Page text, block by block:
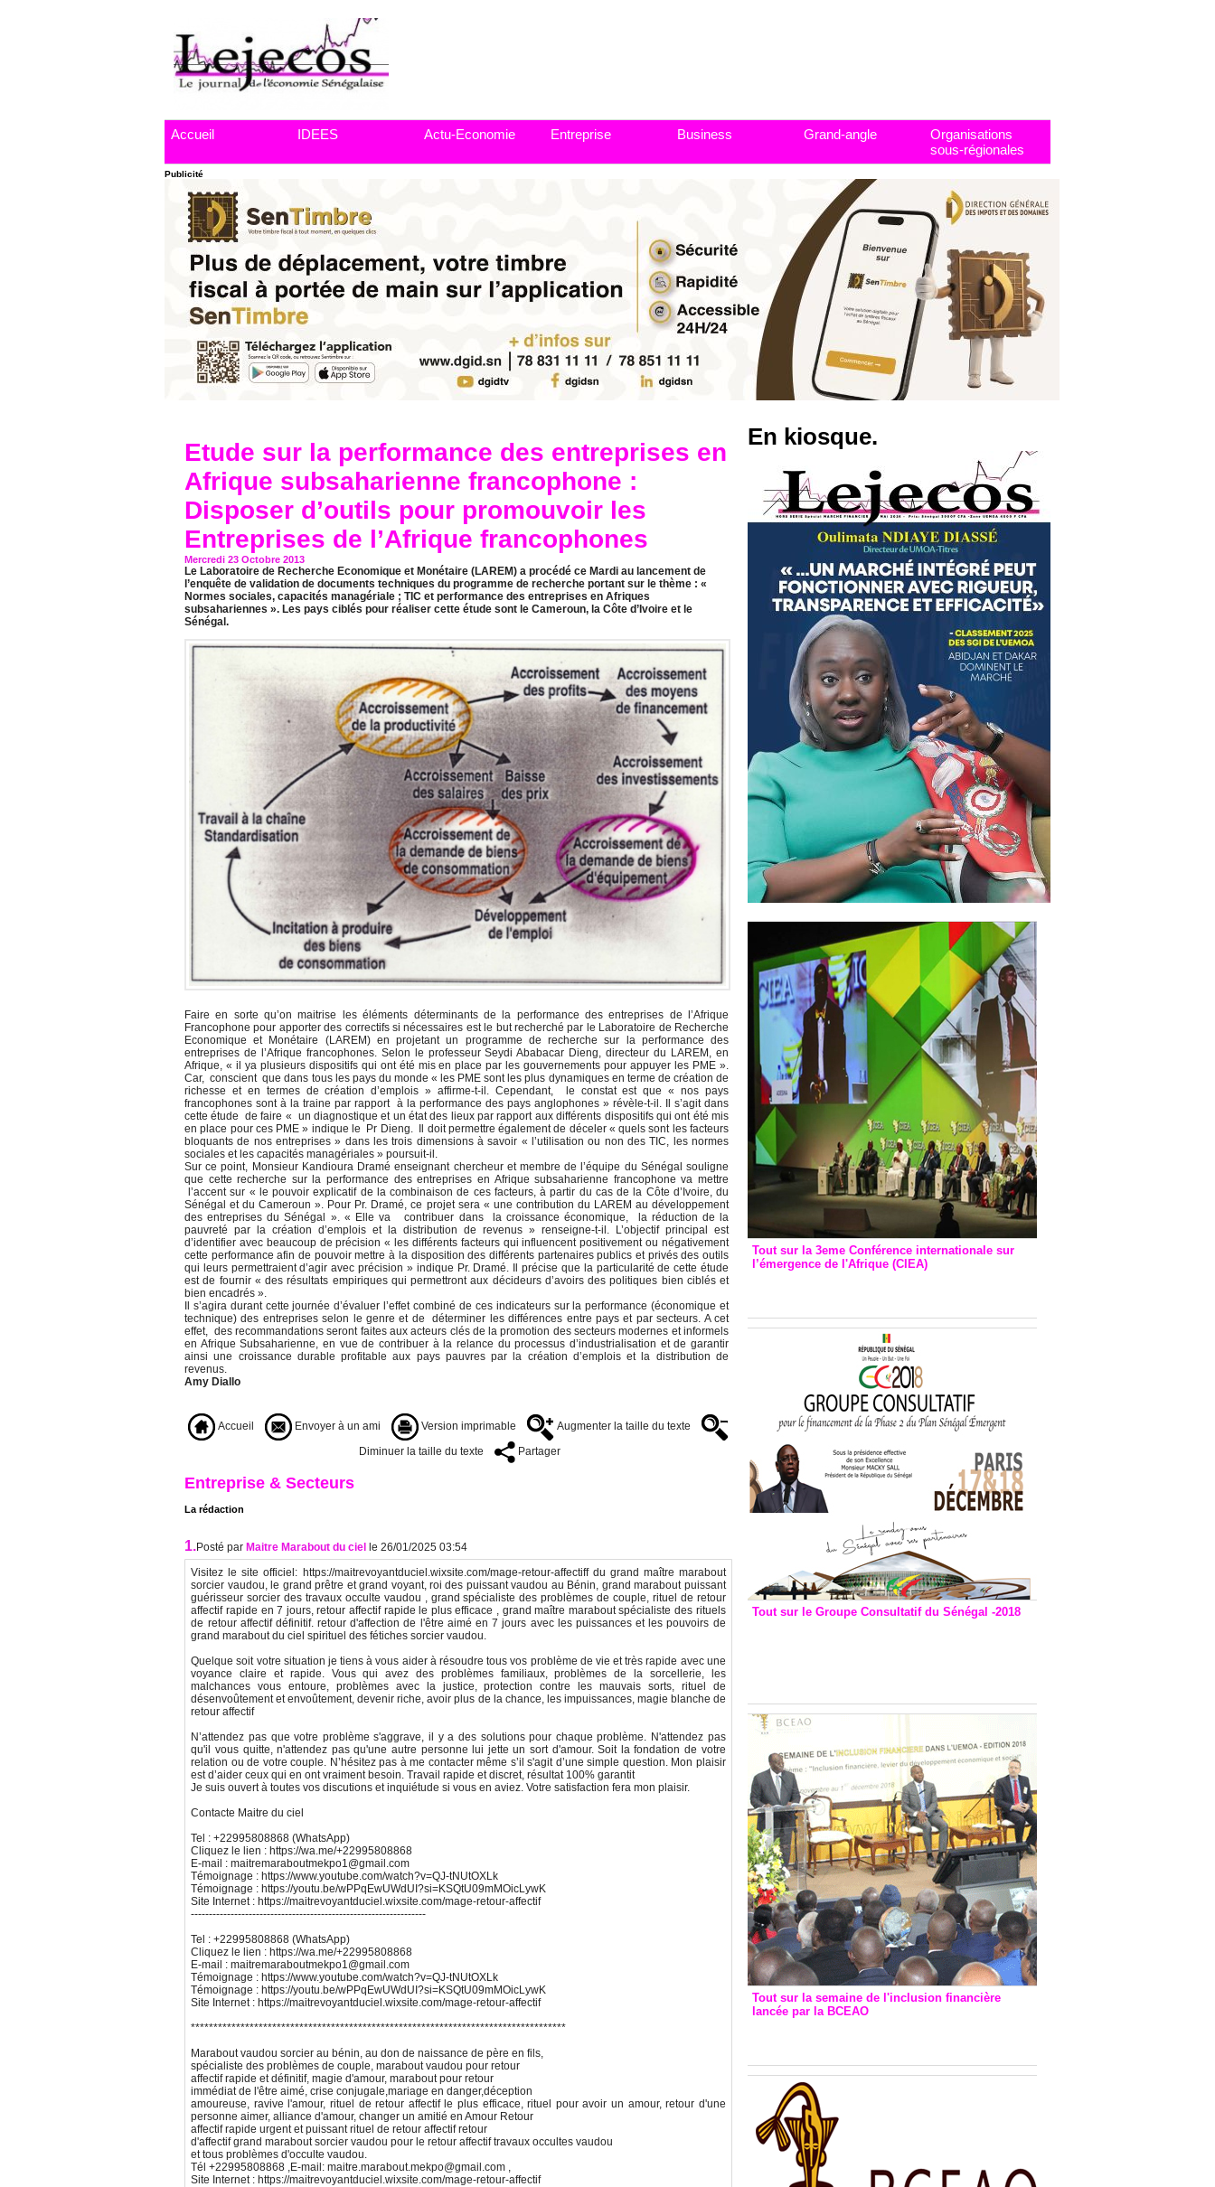
Accueil IDEES Actu-Economie Entreprise Business Grand-angle
Organisations
sous-régionales
Publicité
Etude sur la performance des entreprises en
Afrique subsaharienne francophone :
Disposer d’outils pour promouvoir les
Entreprises de l’Afrique francophones
Mercredi 23 Octobre 2013
Le Laboratoire de Recherche Economique et Monétaire (LAREM) a procédé ce Mardi au lancement de
l’enquête de validation de documents techniques du programme de recherche portant sur le thème : «
Normes sociales, capacités managériale ; TIC et performance des entreprises en Afriques
subsahariennes ». Les pays ciblés pour réaliser cette étude sont le Cameroun, la Côte d’Ivoire et le
Sénégal.
Faire en sorte qu’on maitrise les éléments déterminants de la performance des entreprises de l’Afrique
Francophone pour apporter des correctifs si nécessaires est le but recherché par le Laboratoire de Recherche
Economique et Monétaire (LAREM) en projetant un programme de recherche sur la performance des
entreprises de l’Afrique francophones. Selon le professeur Seydi Ababacar Dieng, directeur du LAREM, en
Afrique, « il ya plusieurs dispositifs qui ont été mis en place par les gouvernements pour appuyer les PME ».
Car, conscient que dans tous les pays du monde « les PME sont les plus dynamiques en terme de création de
richesse et en termes de création d’emplois » affirme-t-il. Cependant, le constat est que « nos pays
francophones sont à la traine par rapport à la performance des pays anglophones » révèle-t-il. Il s’agit dans
cette étude de faire « un diagnostique et un état des lieux par rapport aux différents dispositifs qui ont été mis
en place pour ces PME » indique le Pr Dieng. Il doit permettre également de déceler « quels sont les facteurs
bloquants de nos entreprises » dans les trois dimensions à savoir « l’utilisation ou non des TIC, les normes
sociales et les capacités managériales » poursuit-il.
Sur ce point, Monsieur Kandioura Dramé enseignant chercheur et membre de l’équipe du Sénégal souligne
que cette recherche sur la performance des entreprises en Afrique subsaharienne francophone va mettre
l’accent sur « le pouvoir explicatif de la combinaison de ces facteurs, à partir du cas de la Côte d’Ivoire, du
Sénégal et du Cameroun ». Pour Pr. Dramé, ce projet sera « une contribution du LAREM au développement
des entreprises du Sénégal ». « Elle va contribuer dans la croissance économique, la réduction de la
pauvreté par la création d’emplois et la distribution de revenus » renseigne-t-il. L’objectif principal est
d’identifier avec beaucoup de précision « les différents facteurs qui influencent positivement ou négativement
cette performance afin de pouvoir mettre à la disposition des différents partenaires publics et privés des outils
qui leurs permettraient d’agir avec précision » indique Pr. Dramé. Il précise que la particularité de cette étude
est de fournir « des résultats empiriques qui permettront aux décideurs d’avoirs des politiques bien ciblés et
bien encadrés ».
Il s’agira durant cette journée d’évaluer l’effet combiné de ces indicateurs sur la performance (économique et
technique) des entreprises selon le genre et de déterminer les différences entre pays et par secteurs. A cet
effet, des recommandations seront faites aux acteurs clés de la promotion des secteurs modernes et informels
en Afrique Subsaharienne, en vue de contribuer à la relance du processus d’industrialisation et de garantir
ainsi une croissance durable profitable aux pays pauvres par la création d’emplois et la distribution de
revenus.
Amy Diallo
Accueil Envoyer à un ami Version imprimable
Augmenter la taille du texte
Diminuer la taille du texte
Partager
Entreprise & Secteurs
La rédaction
1.Posté par Maitre Marabout du ciel
le 26/01/2025 03:54
Visitez le site officiel: https://maitrevoyantduciel.wixsite.com/mage-retour-affectiff du grand maître marabout
sorcier vaudou, le grand prêtre et grand voyant, roi des puissant vaudou au Bénin, grand marabout puissant
guérisseur sorcier des travaux occulte vaudou , grand spécialiste des problèmes de couple, rituel de retour
affectif rapide en 7 jours, retour affectif rapide le plus efficace , grand maître marabout spécialiste des rituels
de retour affectif définitif. retour d'affection de l'être aimé en 7 jours avec les puissances et les pouvoirs de
grand marabout du ciel spirituel des fétiches sorcier vaudou.
Quelque soit votre situation je tiens à vous aider à résoudre tous vos problème de vie et très rapide avec une
voyance claire et rapide. Vous qui avez des problèmes familiaux, problèmes de la sorcellerie, les
malchances vous entoure, problèmes avec la justice, protection contre les mauvais sorts, rituel de
désenvoûtement et envoûtement, devenir riche, avoir plus de la chance, les impuissances, magie blanche de
retour affectif
N’attendez pas que votre problème s'aggrave, il y a des solutions pour chaque problème. N'attendez pas
qu'il vous quitte, n'attendez pas qu'une autre personne lui jette un sort d'amour. Soit la fondation de votre
relation ou de votre couple. N’hésitez pas à me contacter même s’il s'agit d’une simple question. Mon plaisir
est d’aider ceux qui en ont vraiment besoin. Travail rapide et discret, résultat 100% garantit
Je suis ouvert à toutes vos discutions et inquiétude si vous en aviez. Votre satisfaction fera mon plaisir.
Contacte Maitre du ciel
Tel : +22995808868 (WhatsApp)
Cliquez le lien : https://wa.me/+22995808868
E-mail : maitremaraboutmekpo1@gmail.com
Témoignage : https://www.youtube.com/watch?v=QJ-tNUtOXLk
Témoignage : https://youtu.be/wPPqEwUWdUI?si=KSQtU09mMOicLywK
Site Internet : https://maitrevoyantduciel.wixsite.com/mage-retour-affectif
-----------------------------------------------------------------
Tel : +22995808868 (WhatsApp)
Cliquez le lien : https://wa.me/+22995808868
E-mail : maitremaraboutmekpo1@gmail.com
Témoignage : https://www.youtube.com/watch?v=QJ-tNUtOXLk
Témoignage : https://youtu.be/wPPqEwUWdUI?si=KSQtU09mMOicLywK
Site Internet : https://maitrevoyantduciel.wixsite.com/mage-retour-affectif
***********************************************************************************
Marabout vaudou sorcier au bénin, au don de naissance de père en fils,
spécialiste des problèmes de couple, marabout vaudou pour retour
affectif rapide et définitif, magie d'amour, marabout pour retour
immédiat de l'être aimé, crise conjugale,mariage en danger,déception
amoureuse, ravive l'amour, rituel de retour affectif le plus efficace, rituel pour avoir un amour, retour d'une
personne aimer, alliance d'amour, changer un amitié en Amour Retour
affectif rapide urgent et puissant rituel de retour affectif retour
d'affectif grand marabout sorcier vaudou pour le retour affectif travaux occultes vaudou
et tous problèmes d'occulte vaudou.
Tél +22995808868 ,E-mail: maitre.marabout.mekpo@gmail.com ,
Site Internet : https://maitrevoyantduciel.wixsite.com/mage-retour-affectif
En kiosque.
Tout sur la 3eme Conférence internationale sur
l’émergence de l'Afrique (CIEA)
Tout sur le Groupe Consultatif du Sénégal -2018
Tout sur la semaine de l'inclusion financière
lancée par la BCEAO